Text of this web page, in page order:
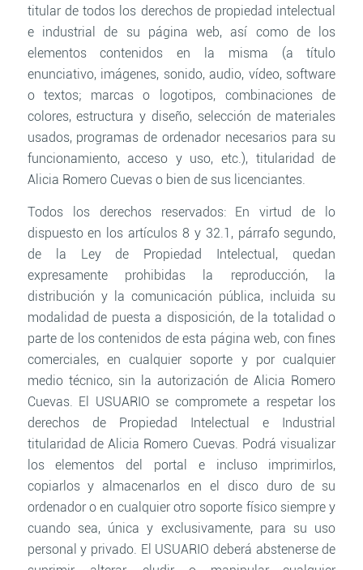
titular de todos los derechos de propiedad intelectual
e industrial de su página web, así como de los
elementos contenidos en la misma (a título
enunciativo, imágenes, sonido, audio, vídeo, software
o textos; marcas o logotipos, combinaciones de
colores, estructura y diseño, selección de materiales
usados, programas de ordenador necesarios para su
funcionamiento, acceso y uso, etc.), titularidad de
Alicia Romero Cuevas o bien de sus licenciantes.
Todos los derechos reservados: En virtud de lo
dispuesto en los artículos 8 y 32.1, párrafo segundo,
de la Ley de Propiedad Intelectual, quedan
expresamente prohibidas la reproducción, la
distribución y la comunicación pública, incluida su
modalidad de puesta a disposición, de la totalidad o
parte de los contenidos de esta página web, con fines
comerciales, en cualquier soporte y por cualquier
medio técnico, sin la autorización de Alicia Romero
Cuevas. El USUARIO se compromete a respetar los
derechos de Propiedad Intelectual e Industrial
titularidad de Alicia Romero Cuevas. Podrá visualizar
los elementos del portal e incluso imprimirlos,
copiarlos y almacenarlos en el disco duro de su
ordenador o en cualquier otro soporte físico siempre y
cuando sea, única y exclusivamente, para su uso
personal y privado. El USUARIO deberá abstenerse de